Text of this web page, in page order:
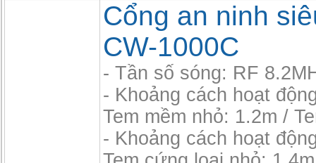
Cổng an ninh
CW-1000C
- Tần số sóng: RF
- Khoảng cách hoạt
Tem mềm nhỏ: 1.2m /
- Khoảng cách hoạt